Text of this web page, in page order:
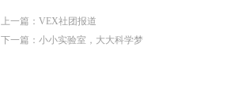
上一篇： VEX社团报道
下一篇： 小小实验室，大大科学梦